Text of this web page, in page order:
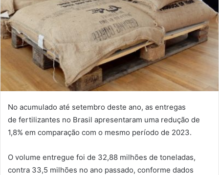
No acumulado até setembro deste ano, as entregas
de fertilizantes no Brasil apresentaram uma redução de
1,8% em comparação com o mesmo período de 2023.
O volume entregue foi de 32,88 milhões de toneladas,
contra 33,5 milhões no ano passado, conforme dados